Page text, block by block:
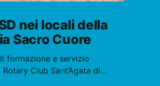
nei locali della
Sacro Cuore
formazione e servizio
Club Sant’Agata di